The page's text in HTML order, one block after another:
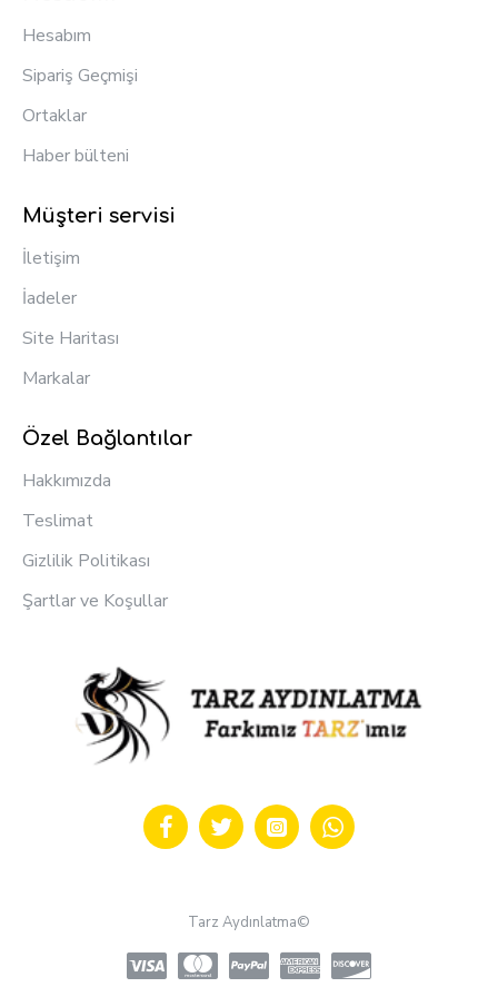
Hesabım
Sipariş Geçmişi
Ortaklar
Haber bülteni
Müşteri servisi
İletişim
İadeler
Site Haritası
Markalar
Özel Bağlantılar
Hakkımızda
Teslimat
Gizlilik Politikası
Şartlar ve Koşullar
Tarz Aydınlatma©